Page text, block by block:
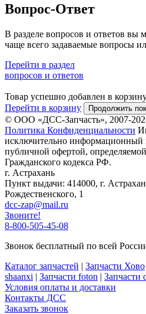
Вопрос-Ответ
В разделе вопросов и ответов вы
чаще всего задаваемые вопросы
Перейти в раздел
вопросов и ответов
Товар успешно добавлен в
Перейти в корзину
Продолжить
© ООО «ДСС-Запчасть», 2007-
Политика Конфиденциальности
исключительно информационный
публичной офертой,
Гражданского кодекса РФ.
г. Астрахань
Пункт выдачи: 414000, г.
Рождественского, 1
dcc-zap@mail.ru
Звоните!
8-800-505-45-08
Звонок бесплатный по всей
Каталог запчастей | Запчасти Хово
shaanxi | Запчасти foton | Запчасти
Условия оплаты и доставки
Контакты ДСС
Заказать звонок